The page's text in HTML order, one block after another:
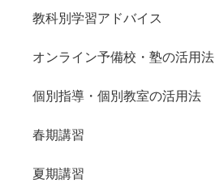
教科別学習アドバイス
オンライン予備校・塾の活用法
個別指導・個別教室の活用法
春期講習
夏期講習